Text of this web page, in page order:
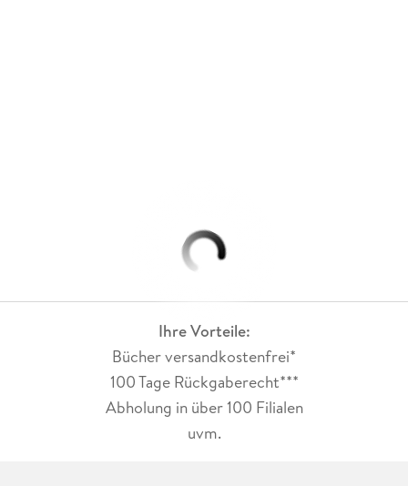
Ihre Vorteile:
Bücher versandkostenfrei*
100 Tage Rückgaberecht***
Abholung in über 100 Filialen
uvm.